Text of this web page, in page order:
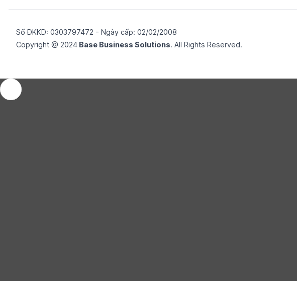
Số ĐKKD: 0​3​0​3​7​9​7​4​7​2 - Ngày cấp: 02/02/2008
Copyright @ 2024 Base Business Solutions. All Rights Reserved.